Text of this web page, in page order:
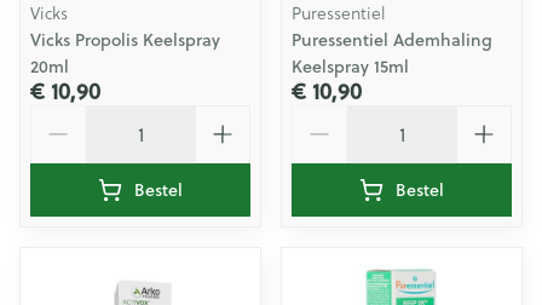
Vicks
Vicks Propolis Keelspray
20ml
€ 10,90
Bestel
Puressentiel
Puressentiel Ademhaling
Keelspray 15ml
€ 10,90
Bestel